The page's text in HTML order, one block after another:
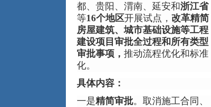
都、贵阳、渭南、延安和浙江省
等16个地区开展试点， 改革精简
房屋建筑、城市基础设施等工程
建设项目审批全过程和所有类型
审批事项， 推动流程优化和标准
化。
具体内容：
一是精简审批。取消施工合同、